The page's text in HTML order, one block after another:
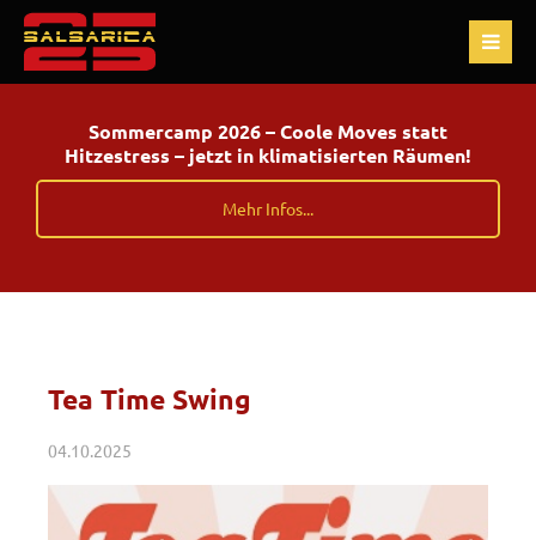
Sommercamp 2026 – Coole Moves statt
Hitzestress – jetzt in klimatisierten Räumen!
Mehr Infos...
Tea Time Swing
04.10.2025